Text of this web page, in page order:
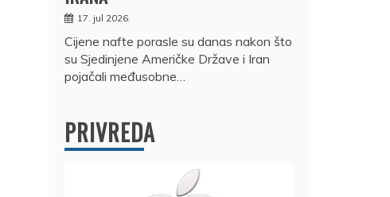
17. jul 2026.
Cijene nafte porasle su danas nakon što
su Sjedinjene Američke Države i Iran
pojačali međusobne…
PRIVREDA